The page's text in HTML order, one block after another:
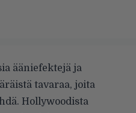
ääniefektejä ja
tavaraa, joita
Hollywoodista